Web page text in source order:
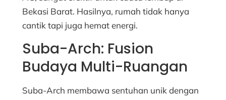
Bekasi Barat. Hasilnya, rumah tidak hanya
cantik tapi juga hemat energi.
Suba-Arch: Fusion
Budaya Multi-Ruangan
Suba-Arch membawa sentuhan unik dengan